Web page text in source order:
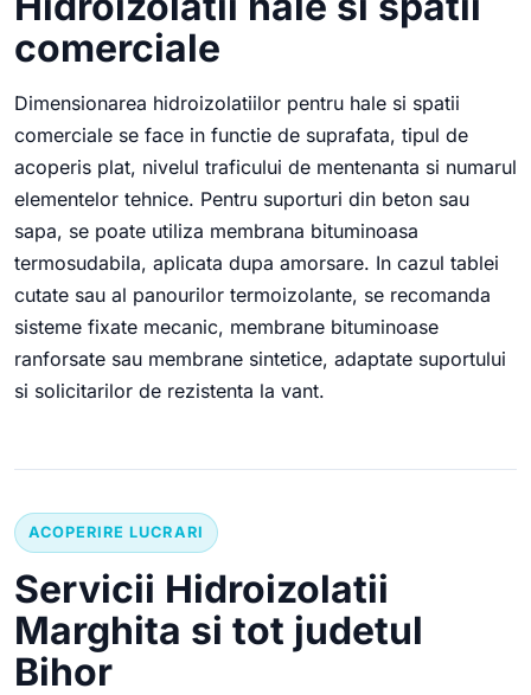
comerciale
Dimensionarea hidroizolatiilor pentru hale si spatii
comerciale se face in functie de suprafata, tipul de
acoperis plat, nivelul traficului de mentenanta si numarul
elementelor tehnice. Pentru suporturi din beton sau
sapa, se poate utiliza membrana bituminoasa
termosudabila, aplicata dupa amorsare. In cazul tablei
cutate sau al panourilor termoizolante, se recomanda
sisteme fixate mecanic, membrane bituminoase
ranforsate sau membrane sintetice, adaptate suportului
si solicitarilor de rezistenta la vant.
ACOPERIRE LUCRARI
Servicii Hidroizolatii
Marghita si tot judetul
Bihor